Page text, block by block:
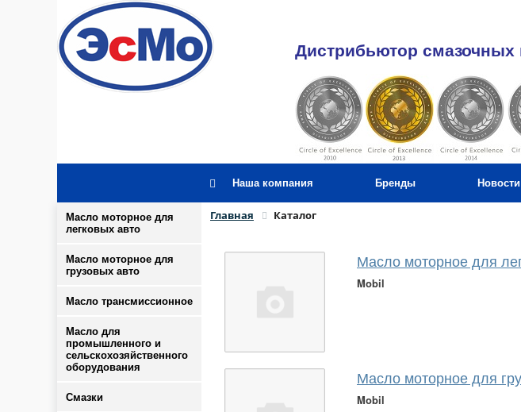
Дистрибьютор смазочных
Наша компания Бренды Новости
Масло моторное для
легковых авто
Масло моторное для
грузовых авто
Масло трансмиссионное
Масло для
промышленного и
сельскохозяйственного
оборудования
Смазки
Главная Каталог
Масло моторное для
Mobil
Масло моторное для
Mobil